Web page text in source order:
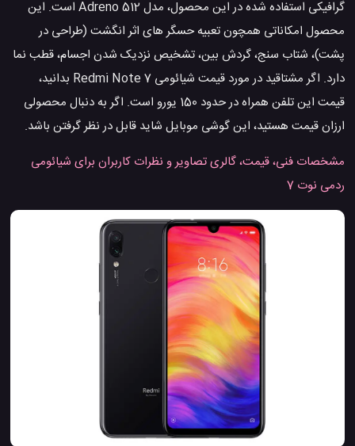
گرافیکی استفاده شده در این محصول، مدل Adreno 512 است. این
محصول امکاناتی همچون تعبیه حسگر های اثر انگشت (طراحی در
پشت)، شتاب سنج، گردش بین، تشخیص نزدیک شدن اجسام، قطب نما
دارد. اگر مشتاقید در مورد قیمت شیائومی Redmi Note 7 بدانید،
قیمت این تلفن همراه در حدود 150 یورو است. اگر به دنبال محصولی
ارزان قیمت هستید، این گوشی موبایل شاید قابل در نظر گرفتن باشد.
مشخصات فنی، قیمت، گالری تصاویر و نظرات کاربران برای شیائومی
ردمی نوت 7